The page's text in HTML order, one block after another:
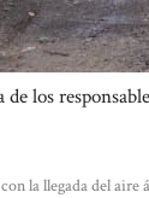
los
la llegada del